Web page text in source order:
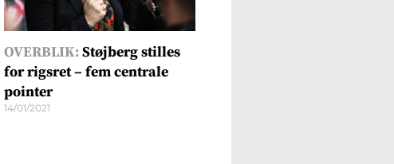
OVERBLIK:Støjberg stilles
for rigsret – fem centrale
pointer
14/01/2021